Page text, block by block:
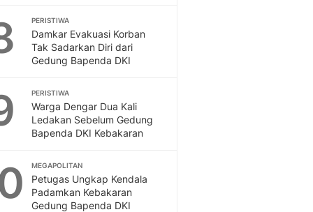
PERISTIWA
Damkar Evakuasi Korban
Tak Sadarkan Diri dari
Gedung Bapenda DKI
PERISTIWA
Warga Dengar Dua Kali
Ledakan Sebelum Gedung
Bapenda DKI Kebakaran
MEGAPOLITAN
Petugas Ungkap Kendala
Padamkan Kebakaran
Gedung Bapenda DKI